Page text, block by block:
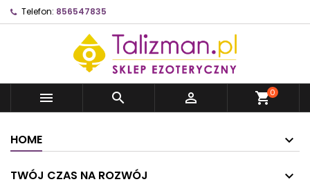
Telefon: 856547835
   shopping_cart0
HOME
TWÓJ CZAS NA ROZWÓJ